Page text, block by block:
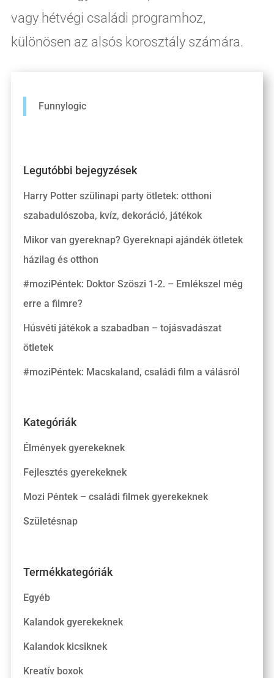
vagy hétvégi családi programhoz,
különösen az alsós korosztály számára.
Funnylogic
Legutóbbi bejegyzések
Harry Potter szülinapi party ötletek: otthoni
szabadulószoba, kvíz, dekoráció, játékok
Mikor van gyereknap? Gyereknapi ajándék ötletek
házilag és otthon
#moziPéntek: Doktor Szöszi 1-2. – Emlékszel még
erre a filmre?
Húsvéti játékok a szabadban – tojásvadászat
ötletek
#moziPéntek: Macskaland, családi film a válásról
Kategóriák
Élmények gyerekeknek
Fejlesztés gyerekeknek
Mozi Péntek – családi filmek gyerekeknek
Születésnap
Termékkategóriák
Egyéb
Kalandok gyerekeknek
Kalandok kicsiknek
Kreatív boxok